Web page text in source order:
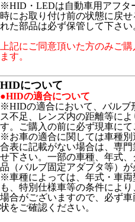
※HID・LEDは自動車用アフタ
時にお取り付け前の状態に戻
れた部品は必ず保管して下さい
上記にご同意頂いた方のみご
ます。
HIDについて
●HIDの適合について
※HIDの適合において、バルブ
ス不足、レンズ内の距離等に
す。ご購入の前に必ず現車にて
※お車の適合に関しては車種
合表に記載がない場合は、専
せ下さい。一部の車種、年式
品（バルブ固定アダプタ等）が
※車種によっては、年式・車
も、特別仕様車等の条件によ
場合がございますので、必ず
状をご確認ください。